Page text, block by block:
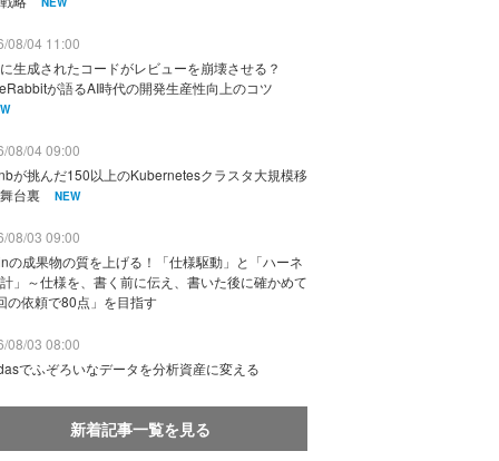
08/04 11:00
生成されたコードがレビューを崩壊させる？
が語るAI時代の開発生産性向上のコツ
08/04 09:00
が挑んだ150以上のKubernetesクラスタ大規模移
台裏
NEW
08/03 09:00
の成果物の質を上げる！「仕様駆動」と「ハーネ
」～仕様を、書く前に伝え、書いた後に確かめて
の依頼で80点」を目指す
08/03 08:00
でふぞろいなデータを分析資産に変える
新着記事一覧を見る